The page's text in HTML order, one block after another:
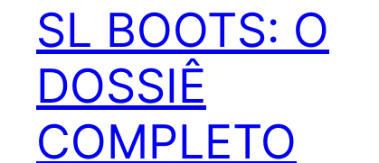
SL BOOTS: O
DOSSIÊ
COMPLETO